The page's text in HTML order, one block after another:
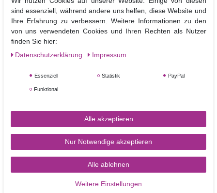
Zahlungsarten
Versandkosten
Kontakt
sind essenziell, während andere uns helfen, diese Website und
Ihre Erfahrung zu verbessern. Weitere Informationen zu den
von uns verwendeten Cookies und Ihren Rechten als Nutzer
finden Sie hier:
Daten­schutz­erklärung
Impressum
Essenziell Statistik PayPal
Funktional
Alle akzeptieren
Nur Notwendige akzeptieren
Alle ablehnen
Weitere Einstellungen